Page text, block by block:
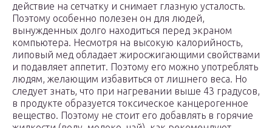
действие на сетчатку и снимает глазную усталость.
Поэтому особенно полезен он для людей,
вынужденных долго находиться перед экраном
компьютера. Несмотря на высокую калорийность,
липовый мед обладает жиросжигающими свойствами
и подавляет аппетит. Поэтому его можно употреблять
людям, желающим избавиться от лишнего веса. Но
следует знать, что при нагревании выше 43 градусов,
в продукте образуется токсическое канцерогенное
вещество. Поэтому не стоит его добавлять в горячие